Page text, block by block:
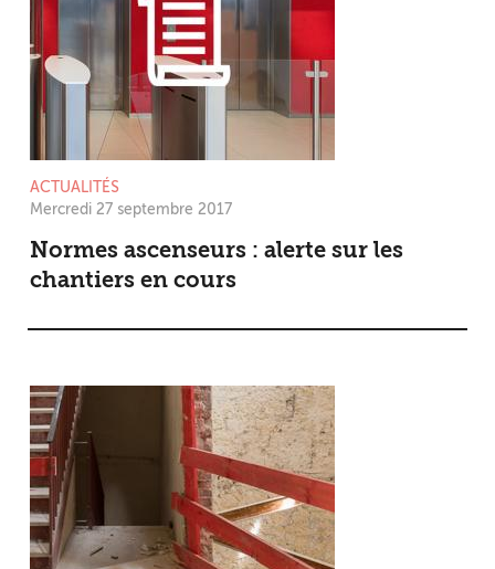
ACTUALITÉS
Mercredi 27 septembre 2017
Normes ascenseurs : alerte sur les
chantiers en cours